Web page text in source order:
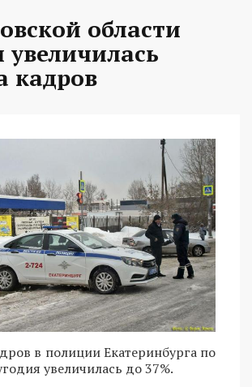
области
кадров
в полиции Екатеринбурга по
увеличилась до 37%.